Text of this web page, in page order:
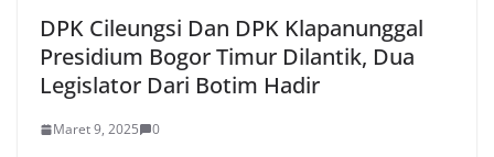
DPK Cileungsi Dan DPK Klapanunggal
Presidium Bogor Timur Dilantik, Dua
Legislator Dari Botim Hadir
Maret 9, 2025 0